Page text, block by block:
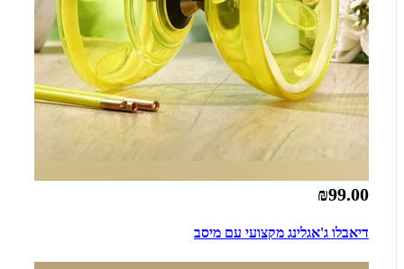
₪99.00
דיאבלו ג'אגלינג מקצועי עם מיסב